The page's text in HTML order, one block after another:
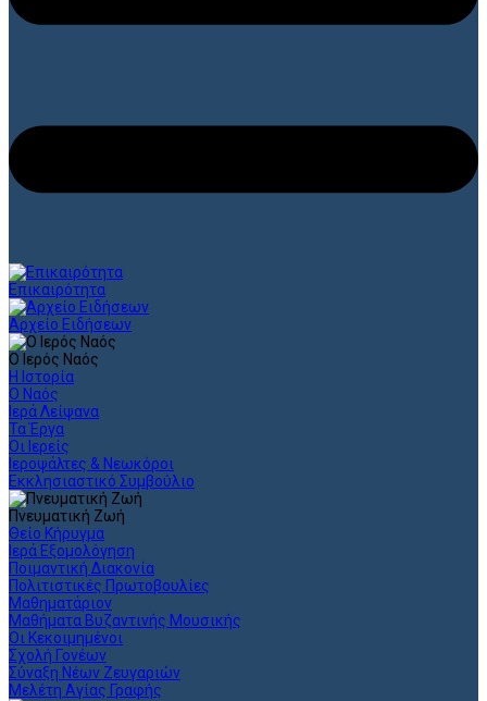
Επικαιρότητα
Αρχείο Ειδήσεων
Ο Ιερός Ναός
Η Ιστορία
Ο Ναός
Ιερά Λείψανα
Τα Έργα
Οι Ιερείς
Ιεροψάλτες & Νεωκόροι
Εκκλησιαστικό Συμβούλιο
Πνευματική Ζωή
Θείο Κήρυγμα
Ιερά Εξομολόγηση
Ποιμαντική Διακονία
Πολιτιστικές Πρωτοβουλίες
Μαθηματάριον
Μαθήματα Βυζαντινής Μουσικής
Οι Κεκοιμημένοι
Σχολή Γονέων
Σύναξη Νέων Ζευγαριών
Μελέτη Αγίας Γραφής